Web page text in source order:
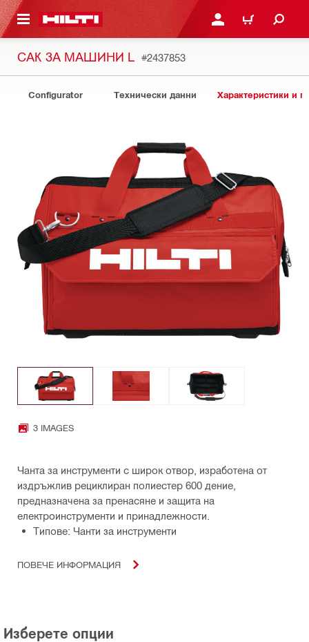
СЪДЪРЖАНИЕ ВЛЕЗ ИЛИ СЕ
КОЛИЧКА
САК ЗА МАШИНИ L #2437853
Configurator Технически данни Характеристики и
3 IMAGES
Чанта за инструменти с широк отвор, изработена от
издръжлив рециклиран полиестер 600 дение,
предназначена за пренасяне и защита на
електроинструменти и принадлежности.
Типове: Чанти за инструменти
ПОВЕЧЕ ИНФОРМАЦИЯ
Изберете опции